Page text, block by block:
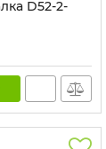
D52-2-